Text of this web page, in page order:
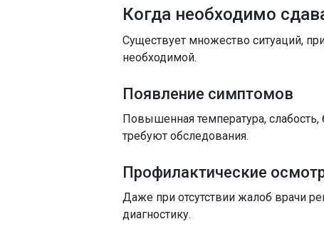
Когда необходимо
Существует множество ситуаций,
необходимой.
Появление симптомов
Повышенная температура,
требуют обследования.
Профилактические
Даже при отсутствии жалоб врачи
диагностику.